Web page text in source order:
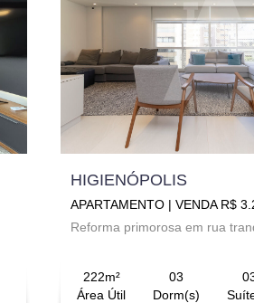
HIGIENÓPOLIS
APARTAMENTO | VENDA R$
Reforma primorosa em rua
222m²
Área Útil
03
Dorm(s)